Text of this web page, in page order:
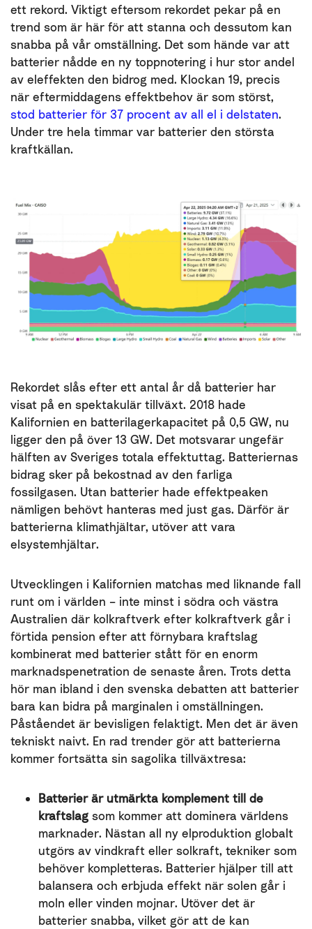
ett rekord. Viktigt eftersom rekordet pekar på en
trend som är här för att stanna och dessutom kan
snabba på vår omställning. Det som hände var att
batterier nådde en ny toppnotering i hur stor andel
av eleffekten den bidrog med. Klockan 19, precis
när eftermiddagens effektbehov är som störst,
stod batterier för 37 procent av all el i delstaten.
Under tre hela timmar var batterier den största
kraftkällan.
Rekordet slås efter ett antal år då batterier har
visat på en spektakulär tillväxt. 2018 hade
Kalifornien en batterilagerkapacitet på 0,5 GW, nu
ligger den på över 13 GW. Det motsvarar ungefär
hälften av Sveriges totala effektuttag. Batteriernas
bidrag sker på bekostnad av den farliga
fossilgasen. Utan batterier hade effektpeaken
nämligen behövt hanteras med just gas. Därför är
batterierna klimathjältar, utöver att vara
elsystemhjältar.
Utvecklingen i Kalifornien matchas med liknande fall
runt om i världen – inte minst i södra och västra
Australien där kolkraftverk efter kolkraftverk går i
förtida pension efter att förnybara kraftslag
kombinerat med batterier stått för en enorm
marknadspenetration de senaste åren. Trots detta
hör man ibland i den svenska debatten att batterier
bara kan bidra på marginalen i omställningen.
Påståendet är bevisligen felaktigt. Men det är även
tekniskt naivt. En rad trender gör att batterierna
kommer fortsätta sin sagolika tillväxtresa:
Batterier är utmärkta komplement till de
kraftslag som kommer att dominera världens
marknader. Nästan all ny elproduktion globalt
utgörs av vindkraft eller solkraft, tekniker som
behöver kompletteras. Batterier hjälper till att
balansera och erbjuda effekt när solen går i
moln eller vinden mojnar. Utöver det är
batterier snabba, vilket gör att de kan